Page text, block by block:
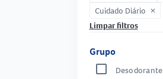
Cuidado Diário close
Limpar filtros
Grupo
Desodorante